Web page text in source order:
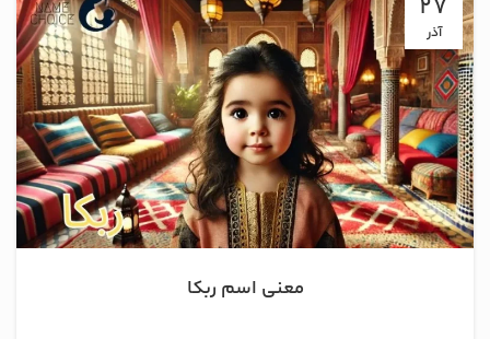
آذر
معنی اسم ربکا